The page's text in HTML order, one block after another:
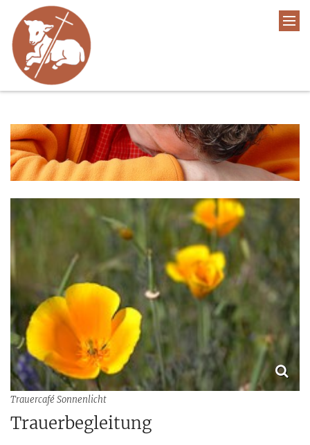
Trauercafé Sonnenlicht
Trauerbegleitung